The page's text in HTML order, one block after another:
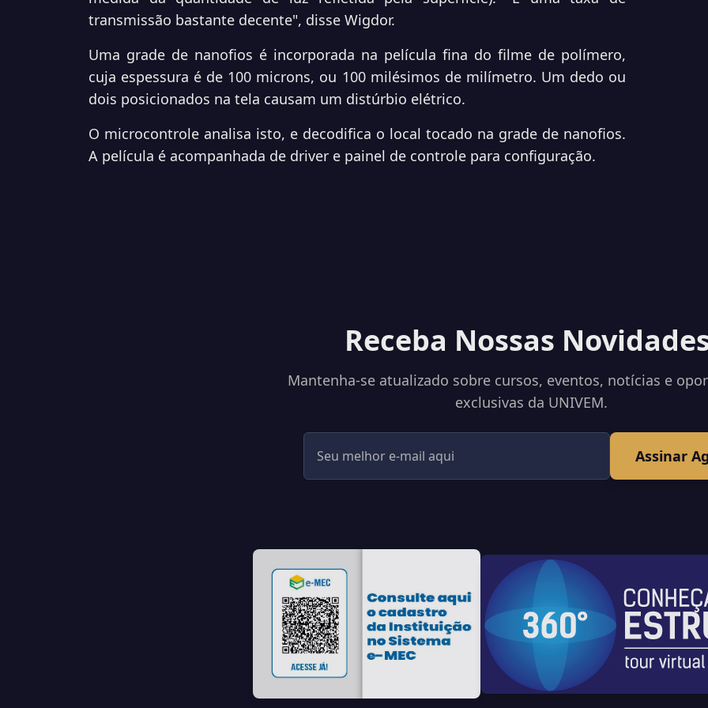
transmissão bastante decente", disse Wigdor.
Uma grade de nanofios é incorporada na película fina do filme de polímero,
cuja espessura é de 100 microns, ou 100 milésimos de milímetro. Um dedo ou
dois posicionados na tela causam um distúrbio elétrico.
O microcontrole analisa isto, e decodifica o local tocado na grade de nanofios.
A película é acompanhada de driver e painel de controle para configuração.
Receba Nossas
Mantenha-se atualizado sobre cursos, eventos, notícias e
exclusivas da UNIVEM.
Assinar